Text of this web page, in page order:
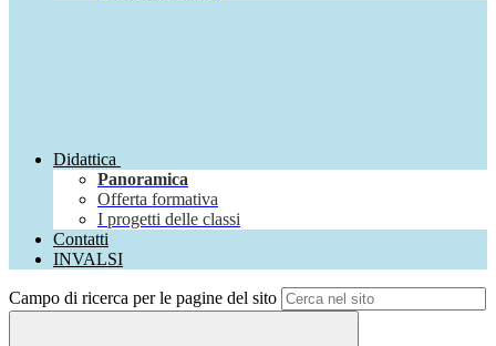
Didattica
Panoramica
Offerta formativa
I progetti delle classi
Contatti
INVALSI
Campo di ricerca per le pagine del sito